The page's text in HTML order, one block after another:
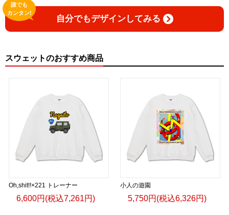
自分でもデザインしてみる
誰でも
カンタン!
スウェットのおすすめ商品
Oh,shit!!×221 トレーナー
6,600円(税込7,261円)
小人の遊園
5,750円(税込6,326円)